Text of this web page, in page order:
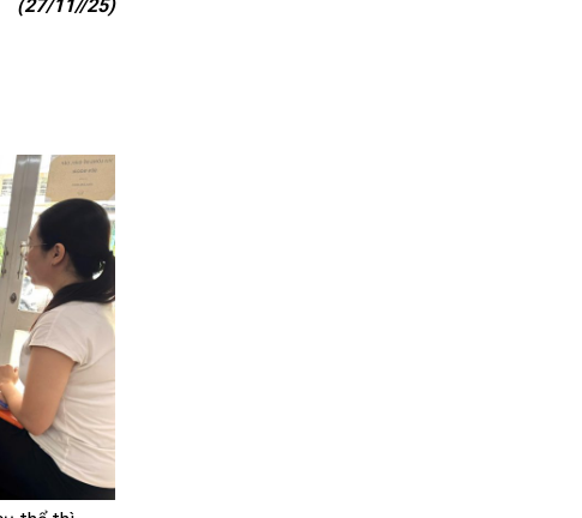
(27/11//25)